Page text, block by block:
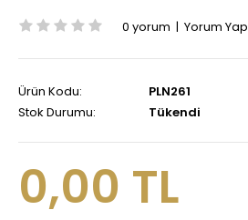
0 yorum | Yorum Yap
Ürün Kodu:
PLN261
Stok Durumu:
Tükendi
0,00 TL